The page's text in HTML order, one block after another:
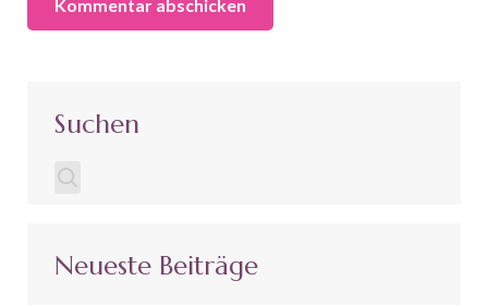
Suchen
Neueste Beiträge